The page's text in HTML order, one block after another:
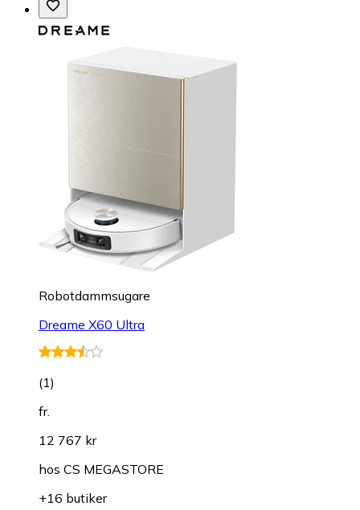
Robotdammsugare
Dreame X60 Ultra
(1)
fr.
12 767 kr
hos CS MEGASTORE
+16 butiker